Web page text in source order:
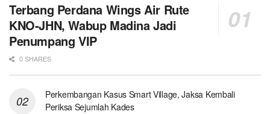
Terbang Perdana Wings Air Rute
KNO-JHN, Wabup Madina Jadi
Penumpang VIP
0 SHARES
Perkembangan Kasus Smart Village, Jaksa Kembali
Periksa Sejumlah Kades